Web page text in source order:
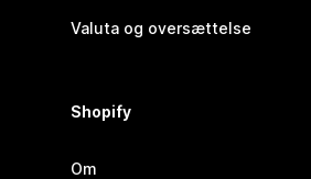
Valuta og oversættelse
Shopify
Om